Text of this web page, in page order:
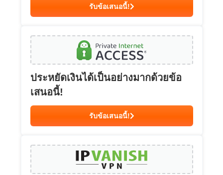
รับข้อเสนอนี้!
ประหยัดเงินได้เป็นอย่างมากด้วยข้อ
เสนอนี้!
รับข้อเสนอนี้!